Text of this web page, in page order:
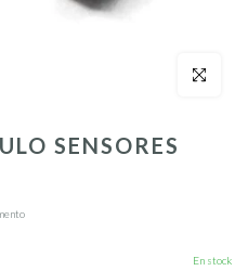
Click para
SENSORES
En stock